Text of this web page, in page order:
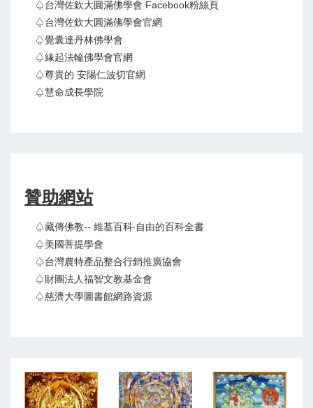
♤台灣佐欽大圓滿佛學會 Facebook粉絲頁
♤台灣佐欽大圓滿佛學會官網
♤覺囊達丹林佛學會
♤緣起法輪佛學會官網
♤尊貴的 安陽仁波切官網
♤慧命成長學院
贊助網站
♤藏傳佛教-- 維基百科‧自由的百科全書
♤美國菩提學會
♤台灣農特產品整合行銷推廣協會
♤財團法人福智文教基金會
♤慈濟大學圖書館網路資源